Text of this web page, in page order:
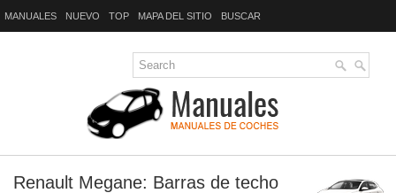
MANUALES NUEVO TOP MAPA DEL SITIO BUSCAR
Renault Megane: Barras de techo